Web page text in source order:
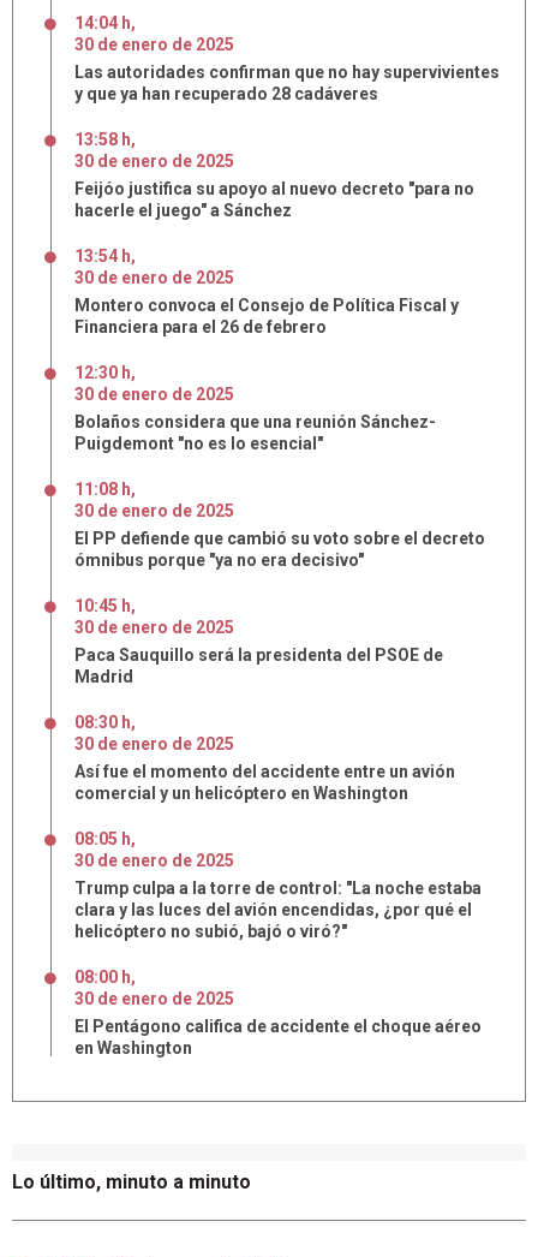
Lo último, minuto a minuto
14:04 h,
30 de enero de 2025
Las autoridades confirman que no hay supervivientes
y que ya han recuperado 28 cadáveres
13:58 h,
30 de enero de 2025
Feijóo justifica su apoyo al nuevo decreto "para no
hacerle el juego" a Sánchez
13:54 h,
30 de enero de 2025
Montero convoca el Consejo de Política Fiscal y
Financiera para el 26 de febrero
12:30 h,
30 de enero de 2025
Bolaños considera que una reunión Sánchez-
Puigdemont "no es lo esencial"
11:08 h,
30 de enero de 2025
El PP defiende que cambió su voto sobre el decreto
ómnibus porque "ya no era decisivo"
10:45 h,
30 de enero de 2025
Paca Sauquillo será la presidenta del PSOE de
Madrid
08:30 h,
30 de enero de 2025
Así fue el momento del accidente entre un avión
comercial y un helicóptero en Washington
08:05 h,
30 de enero de 2025
Trump culpa a la torre de control: "La noche estaba
clara y las luces del avión encendidas, ¿por qué el
helicóptero no subió, bajó o viró?"
08:00 h,
30 de enero de 2025
El Pentágono califica de accidente el choque aéreo
en Washington